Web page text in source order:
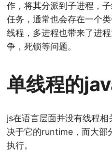
作，将其分派到子进程，
任务，通常也会存在一个
线程，多进程也带来了进
争，死锁等问题。
单线程的
js在语言层面并没有线程
决于它的runtime，而大部
执行。